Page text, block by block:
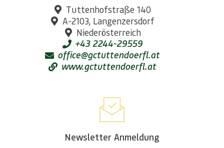
Tuttenhofstraße 140
A-2103, Langenzersdorf
Niederösterreich
+43 2244-29559
office@gctuttendoerfl.at
www.gctuttendoerfl.at
Newsletter Anmeldung